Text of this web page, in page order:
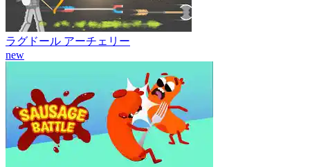
ラグドール アーチェリー
new